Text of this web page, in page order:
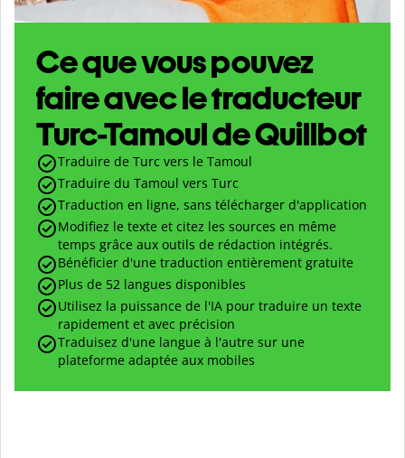
Ce que vous pouvez
faire avec le traducteur
Turc-Tamoul de Quillbot
Traduire de Turc vers le Tamoul
Traduire du Tamoul vers Turc
Traduction en ligne, sans télécharger d'application
Modifiez le texte et citez les sources en même
temps grâce aux outils de rédaction intégrés.
Bénéficier d'une traduction entièrement gratuite
Plus de 52 langues disponibles
Utilisez la puissance de l'IA pour traduire un texte
rapidement et avec précision
Traduisez d'une langue à l'autre sur une
plateforme adaptée aux mobiles